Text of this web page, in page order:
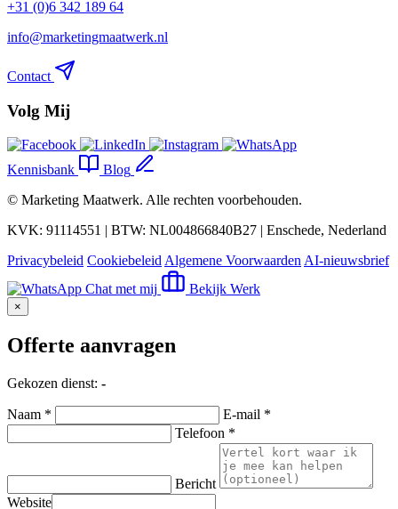
+31 (0)6 342 189 64
info@marketingmaatwerk.nl
Contact
Volg Mij
Kennisbank
Blog
© Marketing Maatwerk. Alle rechten voorbehouden.
KVK: 91114551 | BTW: NL004866840B27 | Enschede, Nederland
Privacybeleid Cookiebeleid Algemene Voorwaarden AI-nieuwsbrief
Chat met mij
Bekijk Werk
×
Offerte aanvragen
Gekozen dienst: -
Naam *
E-mail *
Telefoon *
Bericht
Website